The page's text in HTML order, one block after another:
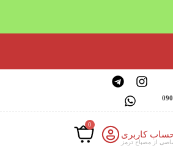
کاربری
از مصباح ترمز
0